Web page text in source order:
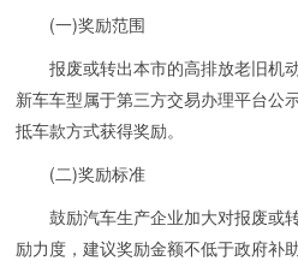
(一)奖励范围
报废或转出本市的高排放老旧机
新车车型属于第三方交易办理平台公
抵车款方式获得奖励。
(二)奖励标准
鼓励汽车生产企业加大对报废或
励力度，建议奖励金额不低于政府补